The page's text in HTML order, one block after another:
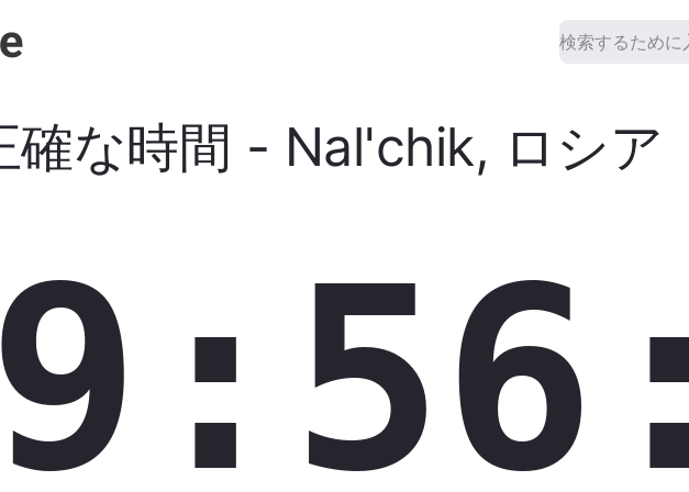
確な時間 - Nal'chik, ロシア